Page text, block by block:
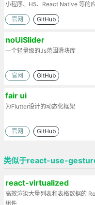
小程序、H5、React Native 等的
官网 GitHub
noUiSlider
一个轻量级的Js范围滑块库
官网 GitHub
fair ui
为Flutter设计的动态化框架
官网 GitHub
类似于react-use-
react-virtualized
高效渲染大量列表和表格数据的
组件